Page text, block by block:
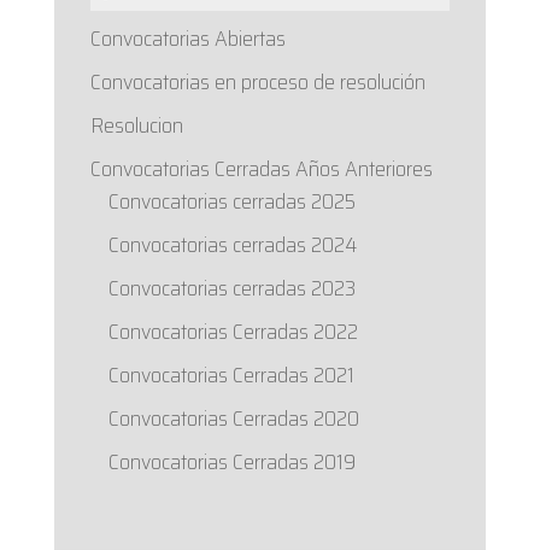
Convocatorias Abiertas
Convocatorias en proceso de resolución
Resolucion
Convocatorias Cerradas Años Anteriores
Convocatorias cerradas 2025
Convocatorias cerradas 2024
Convocatorias cerradas 2023
Convocatorias Cerradas 2022
Convocatorias Cerradas 2021
Convocatorias Cerradas 2020
Convocatorias Cerradas 2019